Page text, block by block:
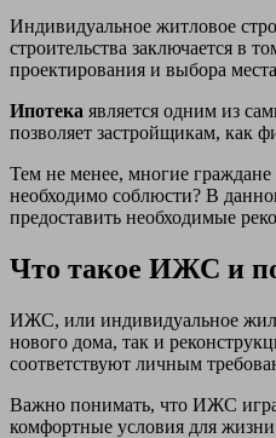
Индивидуальное житловое
строительства заключается в
проектирования и выбора
Ипотека является одним из
позволяет застройщикам, как
Тем не менее, многие
необходимо соблюсти? В
предоставить необходимые
Что такое ИЖС и
ИЖС, или индивидуальное
нового дома, так и
соответствуют личным
Важно понимать, что ИЖС
комфортные условия для жизни